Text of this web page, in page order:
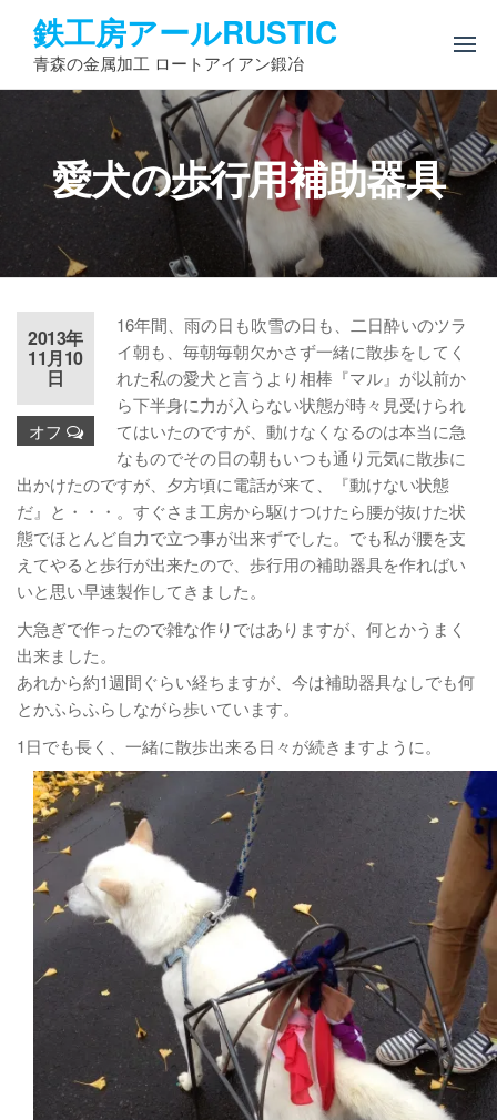
ン
鉄工房アールRUSTIC
青森の金属加工 ロートアイアン鍛冶
愛犬の歩行用補助器具
2013年
11月10
日
オフ
16年間、雨の日も吹雪の日も、二日酔いのツラ
イ朝も、毎朝毎朝欠かさず一緒に散歩をしてく
れた私の愛犬と言うより相棒『マル』が以前か
ら下半身に力が入らない状態が時々見受けられ
てはいたのですが、動けなくなるのは本当に急
なものでその日の朝もいつも通り元気に散歩に
出かけたのですが、夕方頃に電話が来て、『動けない状態
だ』と・・・。すぐさま工房から駆けつけたら腰が抜けた状
態でほとんど自力で立つ事が出来ずでした。でも私が腰を支
えてやると歩行が出来たので、歩行用の補助器具を作ればい
いと思い早速製作してきました。
大急ぎで作ったので雑な作りではありますが、何とかうまく
出来ました。
あれから約1週間ぐらい経ちますが、今は補助器具なしでも何
とかふらふらしながら歩いています。
1日でも長く、一緒に散歩出来る日々が続きますように。